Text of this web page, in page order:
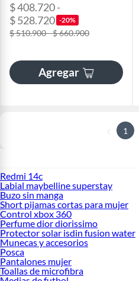
$ 408.720 -
$ 528.720 -20%
$ 510.900 - $ 660.900
Agregar
1
Redmi 14c
Labial maybelline superstay
Buzo sin manga
Short pijamas cortas para mujer
Control xbox 360
Perfume dior diorissimo
Protector solar isdin fusion water
Munecas y accesorios
Posca
Pantalones mujer
Toallas de microfibra